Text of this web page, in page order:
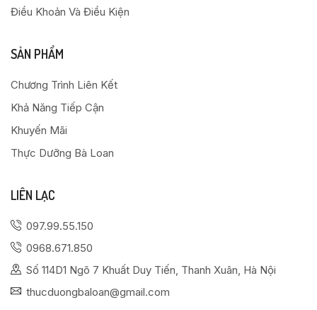
Điều Khoản Và Điều Kiện
SẢN PHẨM
Chương Trình Liên Kết
Khả Năng Tiếp Cận
Khuyến Mãi
Thực Dưỡng Bà Loan
LIÊN LẠC
097.99.55.150
0968.671.850
Số 114D1 Ngõ 7 Khuất Duy Tiến, Thanh Xuân, Hà Nội
thucduongbaloan@gmail.com